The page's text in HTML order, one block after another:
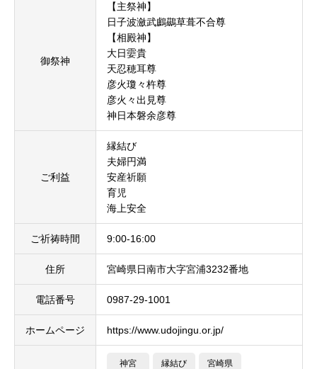
御祭神
【主祭神】
日子波瀲武鸕鷀草葺不合尊
【相殿神】
大日孁貴
天忍穂耳尊
彦火瓊々杵尊
彦火々出見尊
神日本磐余彦尊
ご利益
縁結び
夫婦円満
安産祈願
育児
海上安全
ご祈祷時間 9:00-16:00
住所 宮崎県日南市大字宮浦3232番地
電話番号 0987-29-1001
ホームページ https://www.udojingu.or.jp/
神宮 縁結び 宮崎県